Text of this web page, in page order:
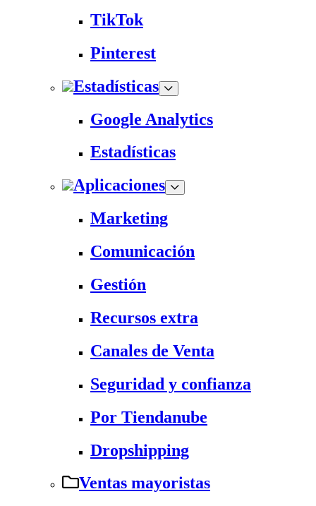
TikTok
Pinterest
Estadísticas
Google Analytics
Estadísticas
Aplicaciones
Marketing
Comunicación
Gestión
Recursos extra
Canales de Venta
Seguridad y confianza
Por Tiendanube
Dropshipping
Ventas mayoristas